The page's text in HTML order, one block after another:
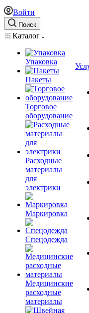
Войти
Поиск
Каталог
Упаковка
Пакеты
Торговое
оборудование
Расходные
материалы
для
электрики
Маркировка
Спецодежда
Медицинские
расходные
материалы